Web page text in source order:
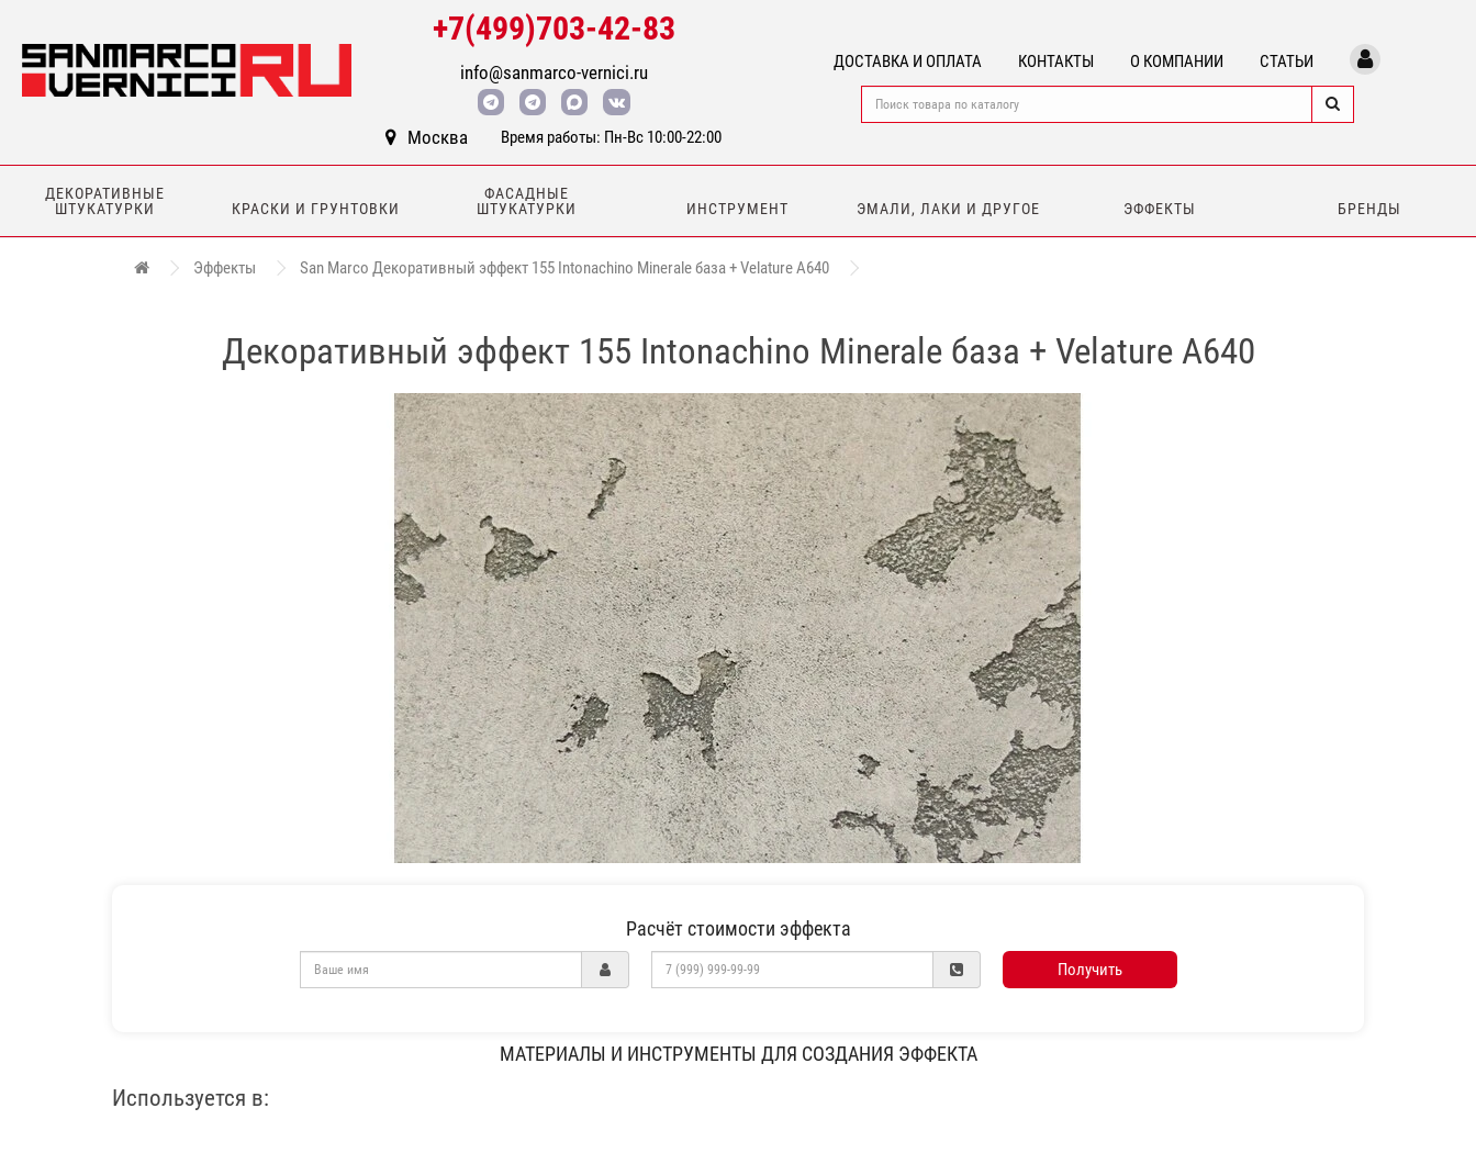
+7(499)703-42-83
info@sanmarco-vernici.ru
Москва Время работы: Пн-Вс 10:00-22:00
ДОСТАВКА И ОПЛАТА КОНТАКТЫ О КОМПАНИИ СТАТЬИ
ДЕКОРАТИВНЫЕ
ШТУКАТУРКИ
КРАСКИ И ГРУНТОВКИ
ФАСАДНЫЕ
ШТУКАТУРКИ
ИНСТРУМЕНТ ЭМАЛИ, ЛАКИ И ДРУГОЕ ЭФФЕКТЫ БРЕНДЫ
Эффекты San Marco Декоративный эффект 155 Intonachino Minerale база + Velature A640
Декоративный эффект 155 Intonachino Minerale база + Velature A640
Расчёт стоимости эффекта
Получить
МАТЕРИАЛЫ И ИНСТРУМЕНТЫ ДЛЯ СОЗДАНИЯ ЭФФЕКТА
Используется в: